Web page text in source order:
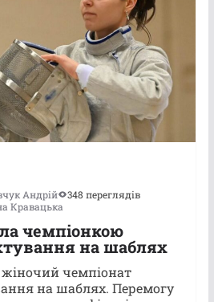
Андрій
348 переглядів
Кравацька
чемпіонкою
на шаблях
жіночий чемпіонат
на шаблях. Перемогу